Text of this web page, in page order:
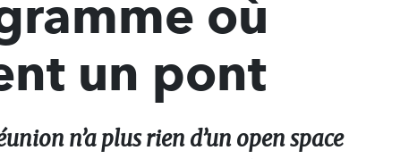
où
un pont
n’a plus rien d’un open space